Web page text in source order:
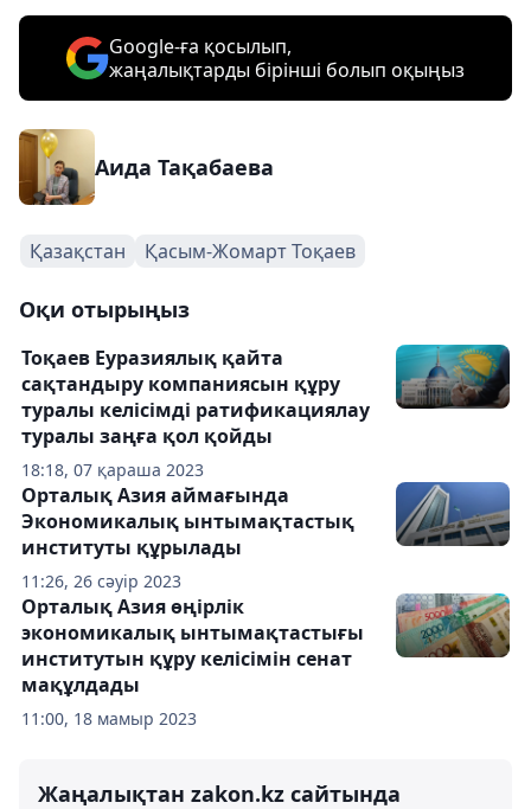
Google-ға қосылып,
жаңалықтарды бірінші болып оқыңыз
Аида Тақабаева
Қазақстан Қасым-Жомарт Тоқаев
Оқи отырыңыз
18:18, 07 қараша 2023
Тоқаев Еуразиялық қайта
сақтандыру компаниясын құру
туралы келісімді ратификациялау
туралы заңға қол қойды
11:26, 26 сәуір 2023
Орталық Азия аймағында
Экономикалық ынтымақтастық
институты құрылады
11:00, 18 мамыр 2023
Орталық Азия өңірлік
экономикалық ынтымақтастығы
институтын құру келісімін сенат
мақұлдады
Жаңалықтан zakon.kz сайтында